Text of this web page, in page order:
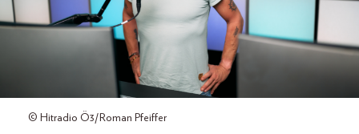
© Hitradio Ö3/Roman Pfeiffer